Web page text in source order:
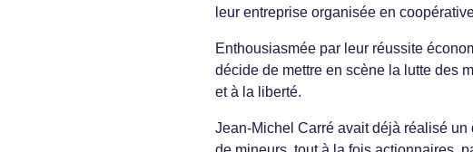
leur entreprise organisée en
Enthousiasmée par leur réussite
décide de mettre en scène la lutte des
et à la liberté.
Jean-Michel Carré avait déjà réalisé